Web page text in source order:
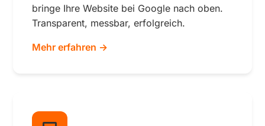
bringe Ihre Website bei Google nach oben.
Transparent, messbar, erfolgreich.
Mehr erfahren →